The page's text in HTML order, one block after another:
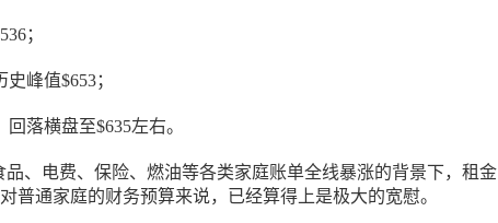
；
峰值$653；
落横盘至$635左右。
品、电费、保险、燃油等各类家庭账单全线暴涨的背景下，租金
普通家庭的财务预算来说，已经算得上是极大的宽慰。